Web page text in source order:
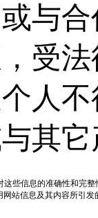
与
受
人
其
些信息的准确性和完
站信息及其内容所引